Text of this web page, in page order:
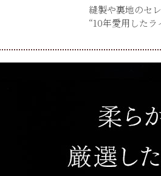
縫製や裏地のセ
“10年愛用したラ